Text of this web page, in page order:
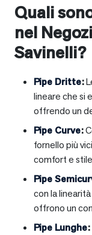
Quali
nel
Savinelli?
Pipe Dritte:
lineare che si
offrendo un
Pipe Curve:
fornello più
comfort e
Pipe
con la
offrono un
Pipe Lunghe: